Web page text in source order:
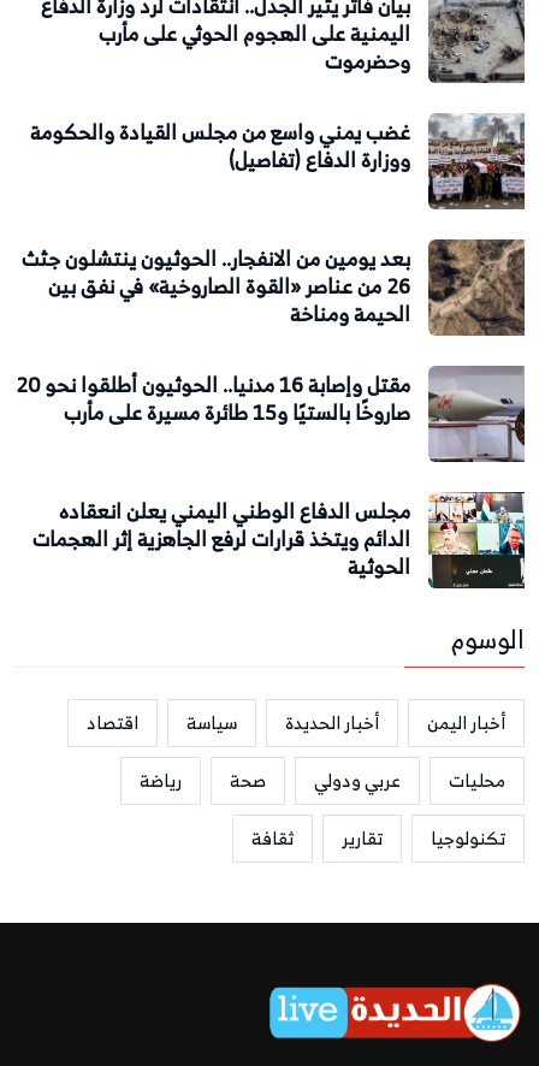
اليمنية على الهجوم الحوثي على مأرب
وحضرموت
غضب يمني واسع من مجلس القيادة والحكومة
ووزارة الدفاع (تفاصيل)
بعد يومين من الانفجار.. الحوثيون ينتشلون جثث
26 من عناصر «القوة الصاروخية» في نفق بين
الحيمة ومناخة
مقتل وإصابة 16 مدنيا.. الحوثيون أطلقوا نحو 20
صاروخًا بالستيًا و15 طائرة مسيرة على مأرب
مجلس الدفاع الوطني اليمني يعلن انعقاده
الدائم ويتخذ قرارات لرفع الجاهزية إثر الهجمات
الحوثية
الوسوم
أخبار اليمن أخبار الحديدة سياسة
اقتصاد
محليات
عربي ودولي صحة
رياضة
تكنولوجيا
تقارير ثقافة